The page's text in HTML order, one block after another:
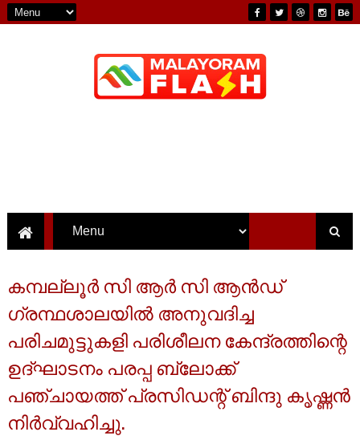
കമ്പല്ലൂർ സി ആർ സി ആൻഡ്
ഗ്രന്ഥശാലയിൽ അനുവദിച്ച
പരിചമുട്ടുകളി പരിശീലന കേന്ദ്രത്തിന്റെ
ഉദ്ഘാടനം പരപ്പ ബ്ലോക്ക്
പഞ്ചായത്ത് പ്രസിഡന്റ്‌ ബിന്ദു കൃഷ്ണൻ
നിർവ്വഹിച്ചു.